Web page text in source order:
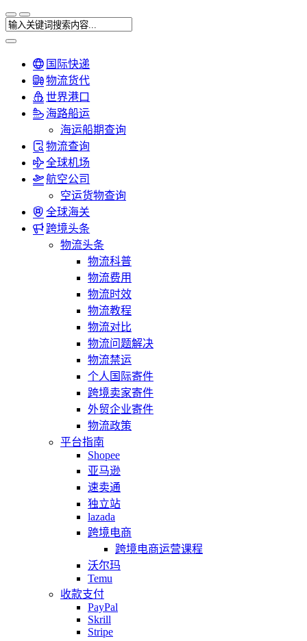
国际快递
物流货代
世界港口
海路船运
海运船期查询
物流查询
全球机场
航空公司
空运货物查询
全球海关
跨境头条
物流头条
物流科普
物流费用
物流时效
物流教程
物流对比
物流问题解决
物流禁运
个人国际寄件
跨境卖家寄件
外贸企业寄件
物流政策
平台指南
Shopee
亚马逊
速卖通
独立站
lazada
跨境电商
跨境电商运营课程
沃尔玛
Temu
收款支付
PayPal
Skrill
Stripe